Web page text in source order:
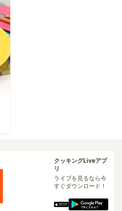
クッキングLiveアプ
リ
ライブを見るなら今
すぐダウンロード！